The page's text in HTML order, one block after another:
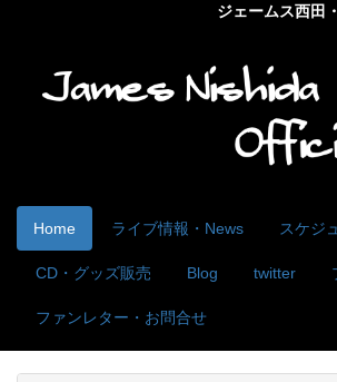
ジェームス西田
Home ライブ情報・News スケジ
CD・グッズ販売 Blog twitter
ファンレター・お問合せ